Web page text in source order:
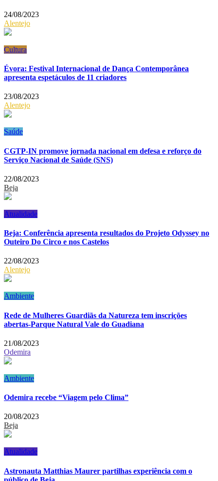
24/08/2023
Alentejo
Cultura
Évora: Festival Internacional de Dança Contemporânea
apresenta espetáculos de 11 criadores
23/08/2023
Alentejo
Saúde
CGTP-IN promove jornada nacional em defesa e reforço do
Serviço Nacional de Saúde (SNS)
22/08/2023
Beja
Atualidade
Beja: Conferência apresenta resultados do Projeto Odyssey no
Outeiro Do Circo e nos Castelos
22/08/2023
Alentejo
Ambiente
Rede de Mulheres Guardiãs da Natureza tem inscrições
abertas-Parque Natural Vale do Guadiana
21/08/2023
Odemira
Ambiente
Odemira recebe “Viagem pelo Clima”
20/08/2023
Beja
Atualidade
Astronauta Matthias Maurer partilhas experiência com o